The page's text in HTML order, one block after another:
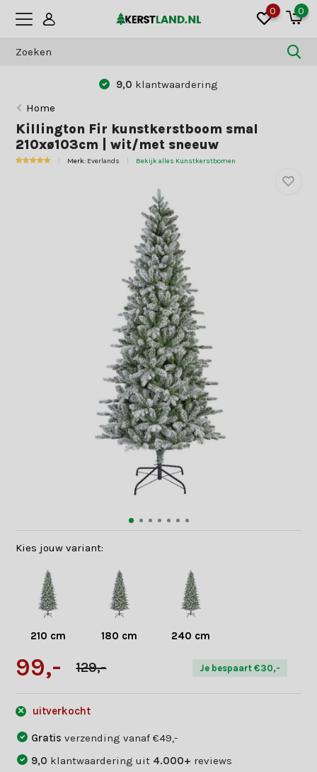
0 0
9,0 klantwaardering
Home
Killington Fir kunstkerstboom smal
210xø103cm | wit/met sneeuw
Merk: Everlands Bekijk alles Kunstkerstbomen
Kies jouw variant:
210 cm 180 cm 240 cm
99,- 129,- Je bespaart €30,-
uitverkocht
Gratisverzending vanaf €49,-
9,0 klantwaardering uit 4.000+ reviews